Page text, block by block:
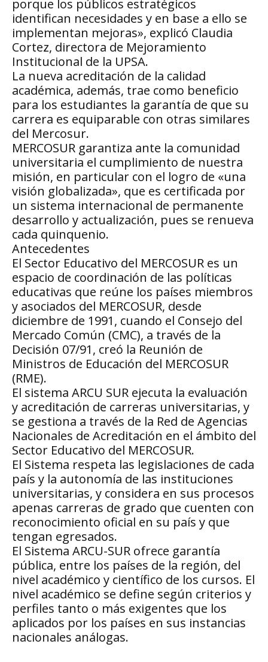
porque los públicos estratégicos
identifican necesidades y en base a ello se
implementan mejoras», explicó Claudia
Cortez, directora de Mejoramiento
Institucional de la UPSA.
La nueva acreditación de la calidad
académica, además, trae como beneficio
para los estudiantes la garantía de que su
carrera es equiparable con otras similares
del Mercosur.
MERCOSUR garantiza ante la comunidad
universitaria el cumplimiento de nuestra
misión, en particular con el logro de «una
visión globalizada», que es certificada por
un sistema internacional de permanente
desarrollo y actualización, pues se renueva
cada quinquenio.
Antecedentes
El Sector Educativo del MERCOSUR es un
espacio de coordinación de las políticas
educativas que reúne los países miembros
y asociados del MERCOSUR, desde
diciembre de 1991, cuando el Consejo del
Mercado Común (CMC), a través de la
Decisión 07/91, creó la Reunión de
Ministros de Educación del MERCOSUR
(RME).
El sistema ARCU SUR ejecuta la evaluación
y acreditación de carreras universitarias, y
se gestiona a través de la Red de Agencias
Nacionales de Acreditación en el ámbito del
Sector Educativo del MERCOSUR.
El Sistema respeta las legislaciones de cada
país y la autonomía de las instituciones
universitarias, y considera en sus procesos
apenas carreras de grado que cuenten con
reconocimiento oficial en su país y que
tengan egresados.
El Sistema ARCU-SUR ofrece garantía
pública, entre los países de la región, del
nivel académico y científico de los cursos. El
nivel académico se define según criterios y
perfiles tanto o más exigentes que los
aplicados por los países en sus instancias
nacionales análogas.